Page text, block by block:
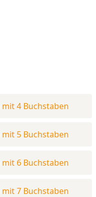
mit 4 Buchstaben
mit 5 Buchstaben
mit 6 Buchstaben
mit 7 Buchstaben